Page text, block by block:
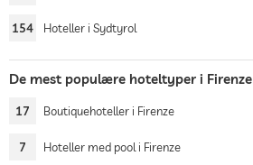
154 Hoteller i Sydtyrol
De mest populære hoteltyper i Firenze
17 Boutiquehoteller i Firenze
7 Hoteller med pool i Firenze